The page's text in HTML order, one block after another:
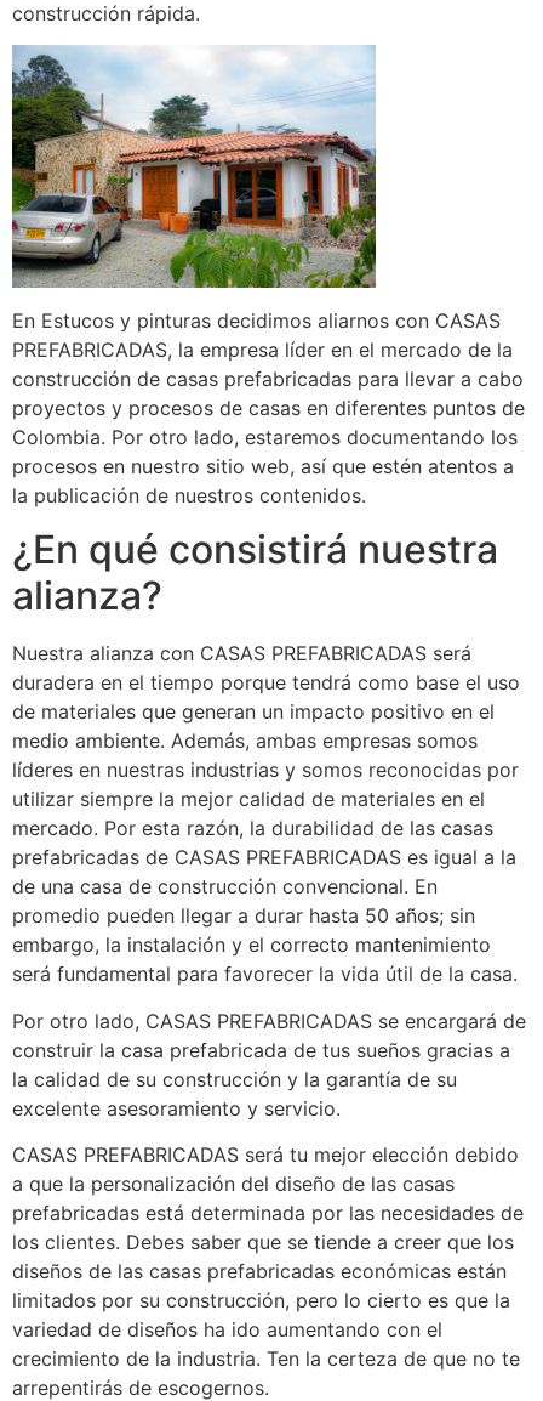
construcción rápida.
En Estucos y pinturas decidimos aliarnos con CASAS
PREFABRICADAS, la empresa líder en el mercado de la
construcción de casas prefabricadas para llevar a cabo
proyectos y procesos de casas en diferentes puntos de
Colombia. Por otro lado, estaremos documentando los
procesos en nuestro sitio web, así que estén atentos a
la publicación de nuestros contenidos.
¿En qué consistirá nuestra
alianza?
Nuestra alianza con CASAS PREFABRICADAS será
duradera en el tiempo porque tendrá como base el uso
de materiales que generan un impacto positivo en el
medio ambiente. Además, ambas empresas somos
líderes en nuestras industrias y somos reconocidas por
utilizar siempre la mejor calidad de materiales en el
mercado. Por esta razón, la durabilidad de las casas
prefabricadas de CASAS PREFABRICADAS es igual a la
de una casa de construcción convencional. En
promedio pueden llegar a durar hasta 50 años; sin
embargo, la instalación y el correcto mantenimiento
será fundamental para favorecer la vida útil de la casa.
Por otro lado, CASAS PREFABRICADAS se encargará de
construir la casa prefabricada de tus sueños gracias a
la calidad de su construcción y la garantía de su
excelente asesoramiento y servicio.
CASAS PREFABRICADAS será tu mejor elección debido
a que la personalización del diseño de las casas
prefabricadas está determinada por las necesidades de
los clientes. Debes saber que se tiende a creer que los
diseños de las casas prefabricadas económicas están
limitados por su construcción, pero lo cierto es que la
variedad de diseños ha ido aumentando con el
crecimiento de la industria. Ten la certeza de que no te
arrepentirás de escogernos.